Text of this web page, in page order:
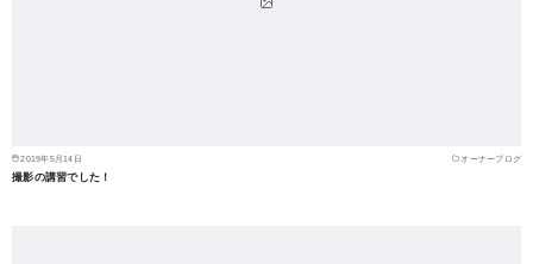
2019年5月14日 オーナーブログ
撮影の講習でした！